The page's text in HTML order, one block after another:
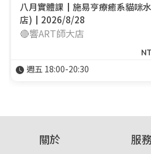
八月實體課┃施易亨療癒系貓咪
店)┃2026/8/28
🔴響ART師大店
週五 18:00-20:30
關於 服